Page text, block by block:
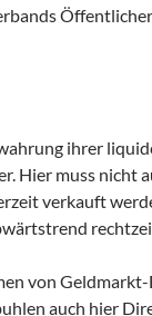
ihrer
Hier muss nicht
verkauft
von
auch hier